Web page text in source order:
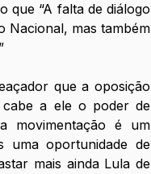
que “A falta de diálogo
Nacional, mas também
que a oposição
cabe a ele o poder de
movimentação é um
uma oportunidade de
mais ainda Lula de